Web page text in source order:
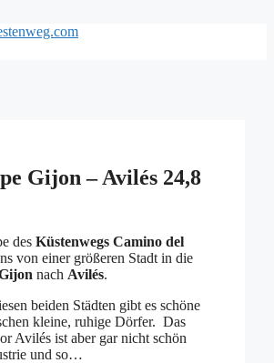
Gijon – Avilés 24,8
des Küstenwegs Camino del
von einer größeren Stadt in die
nach Avilés.
beiden Städten gibt es schöne
kleine, ruhige Dörfer. Das
Avilés ist aber gar nicht schön
und so…